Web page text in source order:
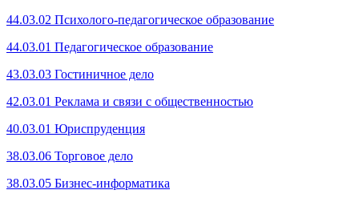
44.03.02 Психолого-педагогическое образование
44.03.01 Педагогическое образование
43.03.03 Гостиничное дело
42.03.01 Реклама и связи с общественностью
40.03.01 Юриспруденция
38.03.06 Торговое дело
38.03.05 Бизнес-информатика